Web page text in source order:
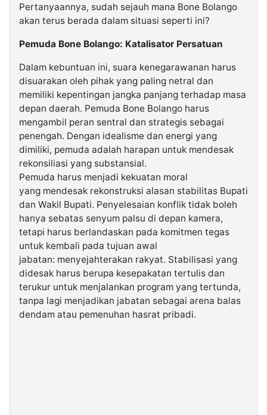
Pertanyaannya, sudah sejauh mana Bone Bolango
akan terus berada dalam situasi seperti ini?
Pemuda Bone Bolango: Katalisator Persatuan
Dalam kebuntuan ini, suara kenegarawanan harus
disuarakan oleh pihak yang paling netral dan
memiliki kepentingan jangka panjang terhadap masa
depan daerah. Pemuda Bone Bolango harus
mengambil peran sentral dan strategis sebagai
penengah. Dengan idealisme dan energi yang
dimiliki, pemuda adalah harapan untuk mendesak
rekonsiliasi yang substansial.
Pemuda harus menjadi kekuatan moral
yang mendesak rekonstruksi alasan stabilitas Bupati
dan Wakil Bupati. Penyelesaian konflik tidak boleh
hanya sebatas senyum palsu di depan kamera,
tetapi harus berlandaskan pada komitmen tegas
untuk kembali pada tujuan awal
jabatan: menyejahterakan rakyat. Stabilisasi yang
didesak harus berupa kesepakatan tertulis dan
terukur untuk menjalankan program yang tertunda,
tanpa lagi menjadikan jabatan sebagai arena balas
dendam atau pemenuhan hasrat pribadi.